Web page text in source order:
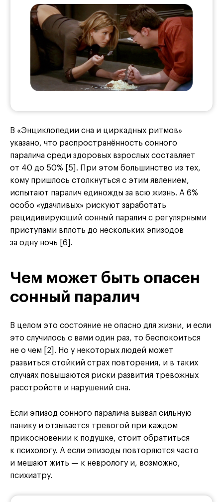
В «Энциклопедии сна и циркадных ритмов»
указано, что распространённость сонного
паралича среди здоровых взрослых составляет
от 40 до 50% [5]. При этом большинство из тех,
кому пришлось столкнуться с этим явлением,
испытают паралич единожды за всю жизнь. А 6%
особо «удачливых» рискуют заработать
рецидивирующий сонный паралич с регулярными
приступами вплоть до нескольких эпизодов
за одну ночь [6].
Чем может быть опасен
сонный паралич
В целом это состояние не опасно для жизни, и если
это случилось с вами один раз, то беспокоиться
не о чем [2]. Но у некоторых людей может
развиться стойкий страх повторения, и в таких
случаях повышаются риски развития тревожных
расстройств и нарушений сна.
Если эпизод сонного паралича вызвал сильную
панику и отзывается тревогой при каждом
прикосновении к подушке, стоит обратиться
к психологу. А если эпизоды повторяются часто
и мешают жить — к неврологу и, возможно,
психиатру.